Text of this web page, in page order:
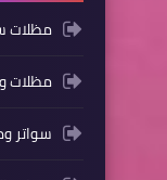
مظلات
مظلات
سواتر